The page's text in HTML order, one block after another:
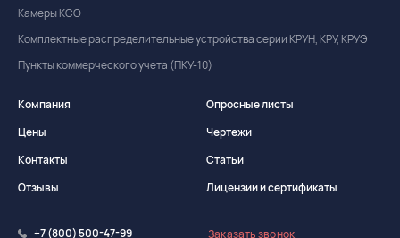
Камеры КСО
Комплектные распределительные устройства серии КРУН, КРУ, КРУЭ
Пункты коммерческого учета (ПКУ-10)
Компания
Цены
Контакты
Отзывы
Опросные листы
Чертежи
Статьи
Лицензии и сертификаты
+7 (800) 500-47-99
Заказать звонок